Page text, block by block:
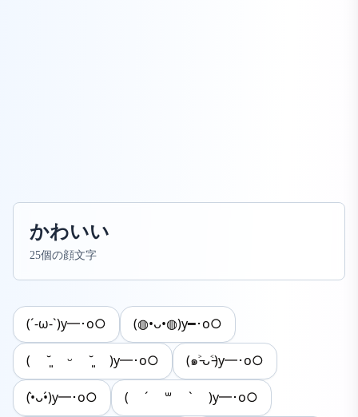
かわいい
25個の顔文字
(´-ω-`)y━･o○ (◍•ᴗ•◍)y━･o○
( ˘͈ ᵕ ˘͈ )y━･o○ (๑˃̵ᴗ˂̵)y━･o○
(•̀ᴗ•́)y━･o○ ( ´ ꒳ ` )y━･o○